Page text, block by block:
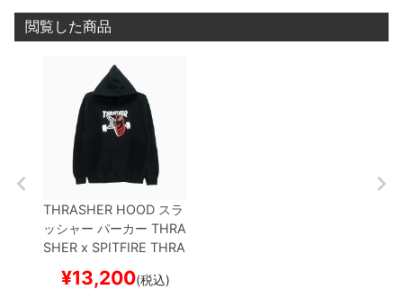
閲覧した商品
THRASHER HOOD スラ
ッシャー パーカー THRA
SHER x SPITFIRE THRA
S企画）スケートボード
¥13,200(税込)